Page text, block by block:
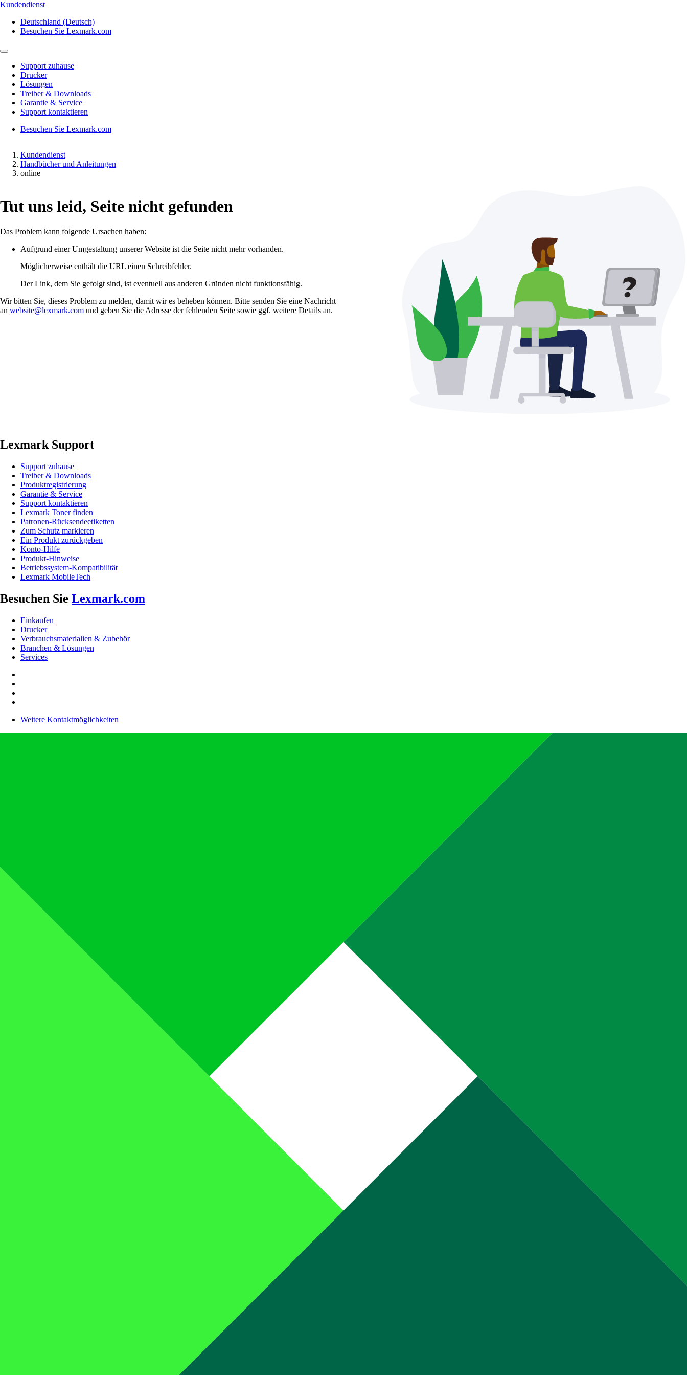
Kundendienst
Deutschland (Deutsch)
Besuchen Sie Lexmark.com
Support zuhause
Drucker
Lösungen
Treiber & Downloads
Garantie & Service
Support kontaktieren
Besuchen Sie Lexmark.com
Kundendienst
Handbücher und Anleitungen
online
Tut uns leid, Seite nicht gefunden
Das Problem kann folgende Ursachen haben:
Aufgrund einer Umgestaltung unserer Website ist die Seite nicht mehr vorhanden.
Möglicherweise enthält die URL einen Schreibfehler.
Der Link, dem Sie gefolgt sind, ist eventuell aus anderen Gründen nicht funktionsfähig.
Wir bitten Sie, dieses Problem zu melden, damit wir es beheben können. Bitte senden Sie eine Nachricht
an website@lexmark.com und geben Sie die Adresse der fehlenden Seite sowie ggf. weitere Details an.
Lexmark Support
Support zuhause
Treiber & Downloads
Produktregistrierung
Garantie & Service
Support kontaktieren
Lexmark Toner finden
Patronen-Rücksendeetiketten
Zum Schutz markieren
Ein Produkt zurückgeben
Konto-Hilfe
Produkt-Hinweise
Betriebssystem-Kompatibilität
Lexmark MobileTech
Besuchen Sie Lexmark.com
Einkaufen
Drucker
Verbrauchsmaterialien & Zubehör
Branchen & Lösungen
Services
Weitere Kontaktmöglichkeiten